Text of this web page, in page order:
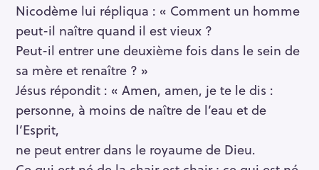
Nicodème lui répliqua : « Comment un homme
peut-il naître quand il est vieux ?
Peut-il entrer une deuxième fois dans le sein de
sa mère et renaître ? »
Jésus répondit : « Amen, amen, je te le dis :
personne, à moins de naître de l’eau et de
l’Esprit,
ne peut entrer dans le royaume de Dieu.